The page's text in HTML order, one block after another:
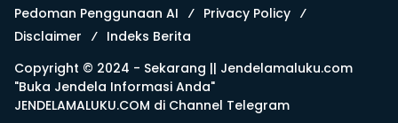
Pedoman Penggunaan AI
Privacy Policy
Disclaimer
Indeks Berita
Copyright © 2024 - Sekarang || Jendelamaluku.com
"Buka Jendela Informasi Anda"
JENDELAMALUKU.COM di Channel Telegram